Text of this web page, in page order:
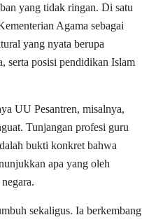
yang tidak ringan. Di satu
Agama sebagai
yang nyata berupa
serta posisi pendidikan Islam
UU Pesantren, misalnya,
Tunjangan profesi guru
bukti konkret bahwa
apa yang oleh
sekaligus. Ia berkembang